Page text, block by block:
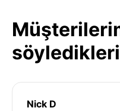
söyledikleri
Nick D